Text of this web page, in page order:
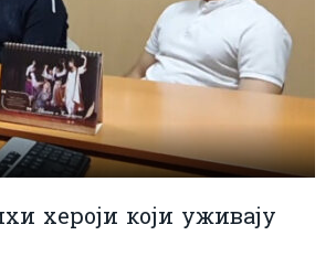
хероји који уживају